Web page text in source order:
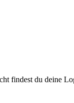
findest du deine